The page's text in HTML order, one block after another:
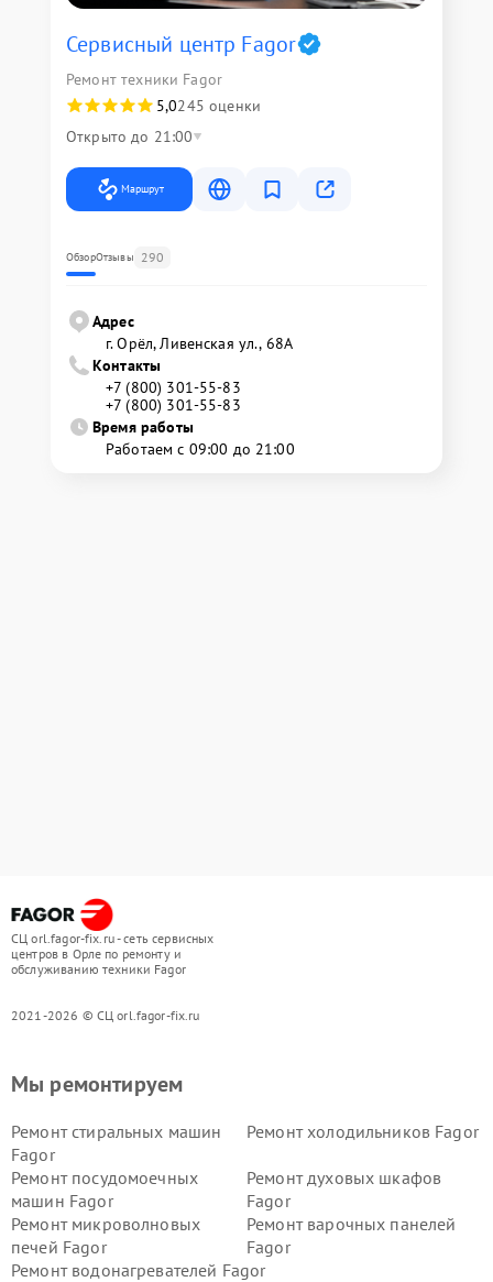
Сервисный центр Fagor
Ремонт техники Fagor
5,0245 оценки
Открыто до 21:00
Маршрут
ОбзорОтзывы 290
Адрес
г. Орёл, Ливенская ул., 68А
Контакты
+7 (800) 301-55-83
+7 (800) 301-55-83
Время работы
Работаем с 09:00 до 21:00
СЦ orl.fagor-fix.ru - сеть сервисных
центров в Орле по ремонту и
обслуживанию техники Fagor
2021-2026 © СЦ orl.fagor-fix.ru
Мы ремонтируем
Ремонт стиральных машин
Fagor
Ремонт холодильников Fagor
Ремонт посудомоечных
машин Fagor
Ремонт духовых шкафов
Fagor
Ремонт микроволновых
печей Fagor
Ремонт варочных панелей
Fagor
Ремонт водонагревателей Fagor